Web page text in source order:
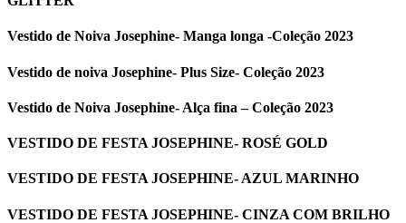
Vestido de Noiva Josephine- Manga longa -Coleção 2023
Vestido de noiva Josephine- Plus Size- Coleção 2023
Vestido de Noiva Josephine- Alça fina – Coleção 2023
VESTIDO DE FESTA JOSEPHINE- ROSÉ GOLD
VESTIDO DE FESTA JOSEPHINE- AZUL MARINHO
VESTIDO DE FESTA JOSEPHINE- CINZA COM BRILHO